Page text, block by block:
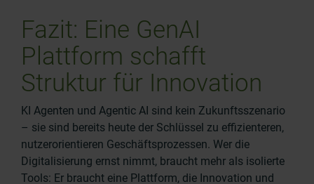
Fazit: Eine GenAI
Plattform schafft
Struktur für Innovation
KI Agenten und Agentic AI sind kein Zukunftsszenario
– sie sind bereits heute der Schlüssel zu effizienteren,
nutzerorientieren Geschäftsprozessen. Wer die
Digitalisierung ernst nimmt, braucht mehr als isolierte
Tools: Er braucht eine Plattform, die Innovation und